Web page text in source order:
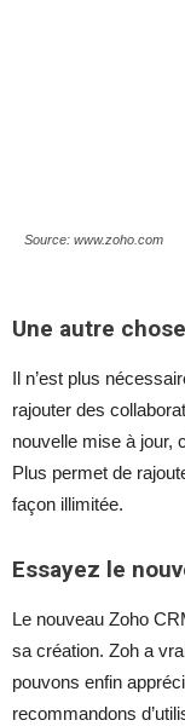
Source: www.zoho.com
Une autre chose
Il n’est plus
rajouter des
nouvelle mise à jour,
Plus permet de
façon illimitée.
Essayez le
Le nouveau Zoho
sa création. Zoh a
pouvons enfin
recommandons